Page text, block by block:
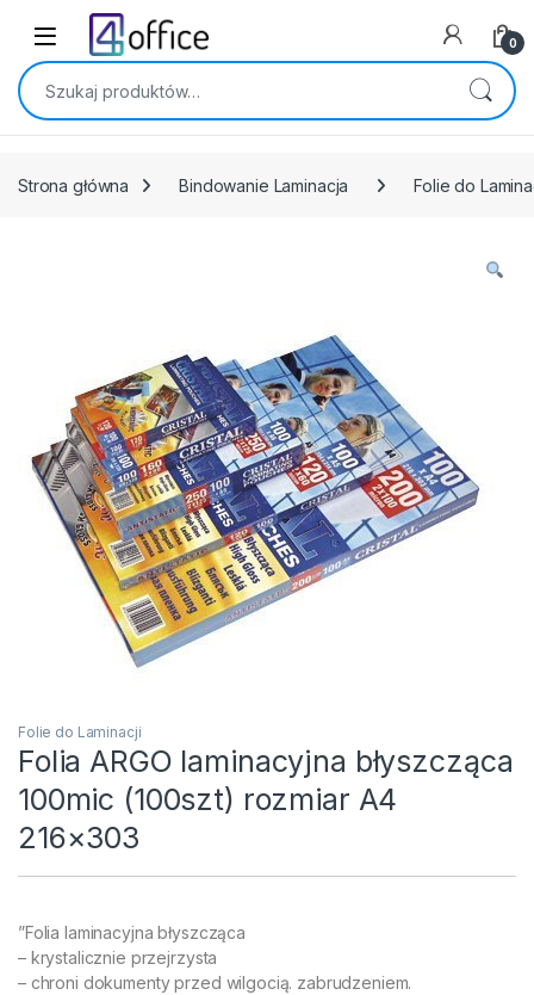
Skip to navigation
Skip to content
0
Szukaj:
Strona główna Bindowanie Laminacja Folie do
Folie do Laminacji
Folia ARGO laminacyjna błyszcząca
100mic (100szt) rozmiar A4
216×303
”Folia laminacyjna błyszcząca
– krystalicznie przejrzysta
– chroni dokumenty przed wilgocią. zabrudzeniem.